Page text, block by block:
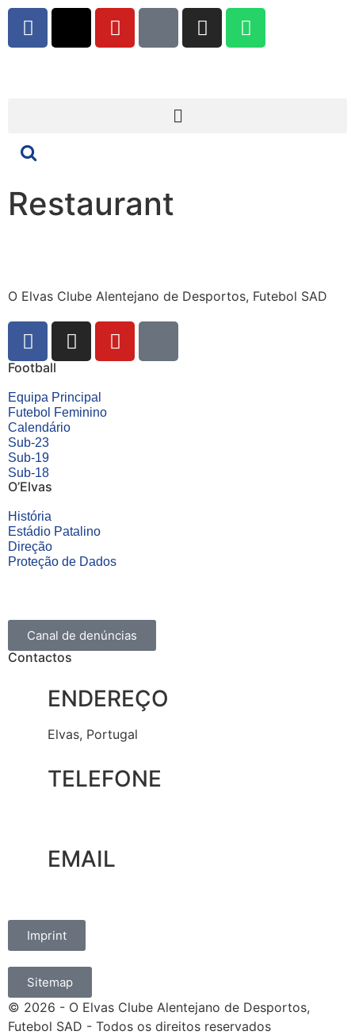
Restaurant
O Elvas Clube Alentejano de Desportos, Futebol SAD
Football
Equipa Principal
Futebol Feminino
Calendário
Sub-23
Sub-19
Sub-18
O’Elvas
História
Estádio Patalino
Direção
Proteção de Dados
Canal de denúncias
Contactos
ENDEREÇO
Elvas, Portugal
TELEFONE
EMAIL
Imprint
Sitemap
© 2026 - O Elvas Clube Alentejano de Desportos,
Futebol SAD - Todos os direitos reservados